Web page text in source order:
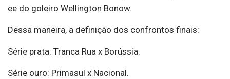
ee do goleiro Wellington Bonow.
Dessa maneira, a definição dos confrontos finais:
Série prata: Tranca Rua x Borússia.
Série ouro: Primasul x Nacional.